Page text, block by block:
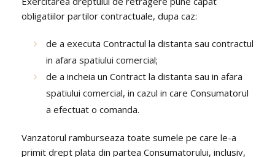
obligatiilor partilor contractuale, dupa caz:
de a executa Contractul la distanta sau contractul
in afara spatiului comercial;
de a incheia un Contract la distanta sau in afara
spatiului comercial, in cazul in care Consumatorul
a efectuat o comanda.
Vanzatorul ramburseaza toate sumele pe care le-a
primit drept plata din partea Consumatorului, inclusiv,